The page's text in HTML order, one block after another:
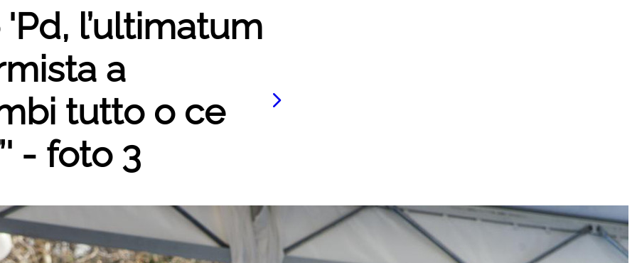
l’ultimatum
a
tutto o ce
- foto 3
Leggi anche